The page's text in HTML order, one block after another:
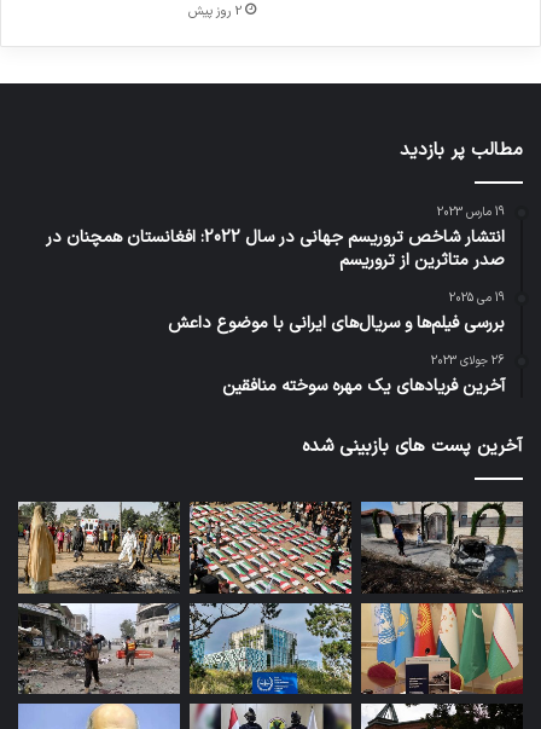
2 روز پیش
مطالب پر بازدید
19 مارس 2023
انتشار شاخص تروریسم جهانی در سال 2022: افغانستان همچنان در
صدر متاثرین از تروریسم
19 می 2025
بررسی فیلم‌ها و سریال‌های ایرانی با موضوع داعش
26 جولای 2023
آخرین فریادهای یک مهره سوخته منافقین
آخرین پست های بازبینی شده